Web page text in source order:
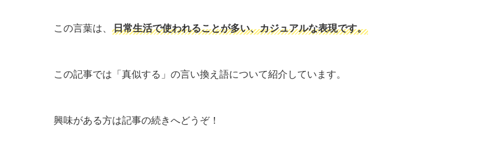
この言葉は、 日常生活で使われることが多い、カジュアルな表現です。
この記事では「真似する」の言い換え語について紹介しています。
興味がある方は記事の続きへどうぞ！